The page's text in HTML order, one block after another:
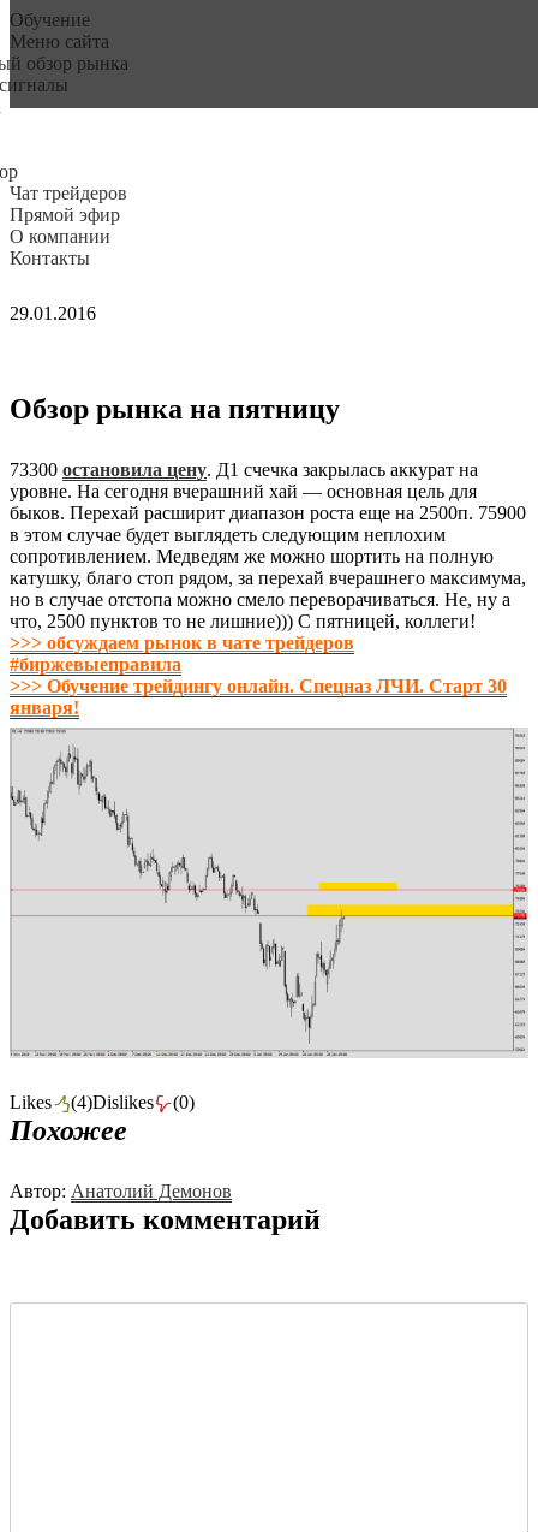
Обучение
Меню сайта
обзор рынка
Чат трейдеров
Прямой эфир
О компании
Контакты
29.01.2016
Обзор рынка на пятницу
73300 остановила цену. Д1 счечка закрылась аккурат на
уровне. На сегодня вчерашний хай — основная цель для
быков. Перехай расширит диапазон роста еще на 2500п. 75900
в этом случае будет выглядеть следующим неплохим
сопротивлением. Медведям же можно шортить на полную
катушку, благо стоп рядом, за перехай вчерашнего максимума,
но в случае отстопа можно смело переворачиваться. Не, ну а
что, 2500 пунктов то не лишние))) С пятницей, коллеги!
>>> обсуждаем рынок в чате трейдеров
#биржевыеправила
>>> Обучение трейдингу онлайн. Спецназ ЛЧИ. Старт 30
января!
Likes (4)Dislikes (0)
Похожее
Автор: Анатолий Демонов
Добавить комментарий